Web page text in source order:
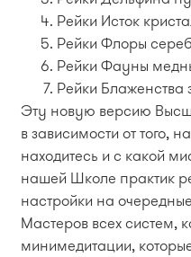
Рейки Исток
Рейки Флоры
Рейки Фауны
Рейки Блаженства
Эту новую версию
в зависимости от того,
находитесь и с какой
нашей Школе практик
настройки на
Мастеров всех систем,
минимедитации,